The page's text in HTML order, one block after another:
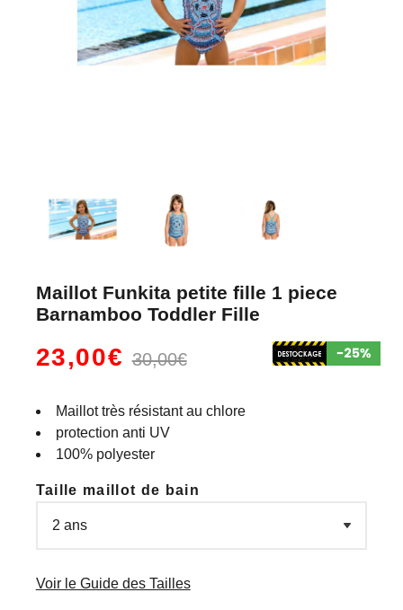
Maillot Funkita petite fille 1 piece
Barnamboo Toddler Fille
23,00€30,00€
Maillot très résistant au chlore
protection anti UV
100% polyester
Taille maillot de bain
Voir le Guide des Tailles